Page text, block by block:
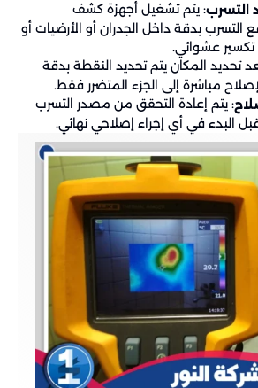
التسرب: يتم تشغيل أجهزة كشف
بدقة داخل الجدران أو الأرضيات أو
عشوائي.
تحديد المكان يتم تحديد النقطة بدقة
مباشرة إلى الجزء المتضرر فقط.
: يتم إعادة التحقق من مصدر التسرب
البدء في أي إجراء إصلاحي نهائي.